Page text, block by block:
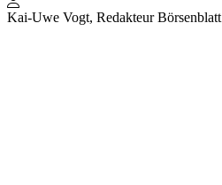
Kai-Uwe Vogt, Redakteur Börsenblatt